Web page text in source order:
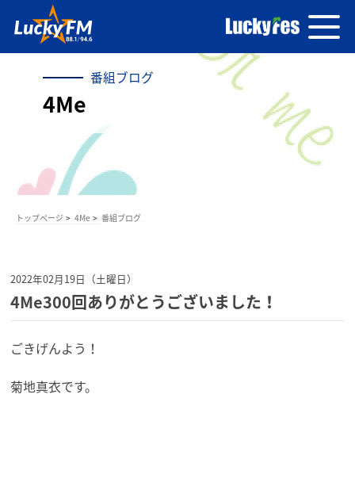
番組ブログ
4Me
トップページ 4Me 番組ブログ
2022年02月19日（土曜日）
4Me300回ありがとうございました！
ごきげんよう！
菊地真衣です。